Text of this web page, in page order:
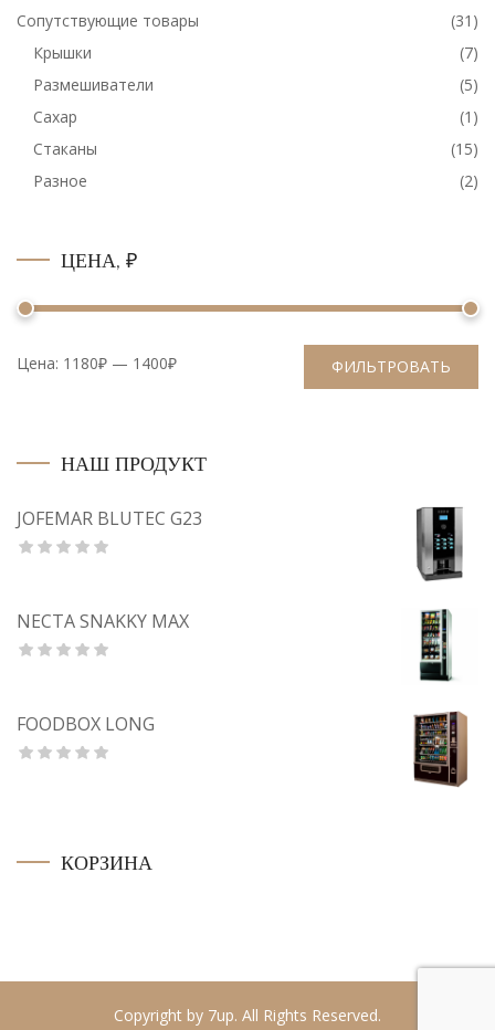
Сопутствующие товары
(31)
Крышки
(7)
Размешиватели
(5)
Сахар
(1)
Стаканы
(15)
Разное
(2)
ЦЕНА, ₽
ФИЛЬТРОВАТЬ
Цена: 1180₽ — 1400₽
НАШ ПРОДУКТ
JOFEMAR BLUTEC G23
NECTA SNAKKY MAX
FOODBOX LONG
КОРЗИНА
Copyright by 7up. All Rights Reserved.